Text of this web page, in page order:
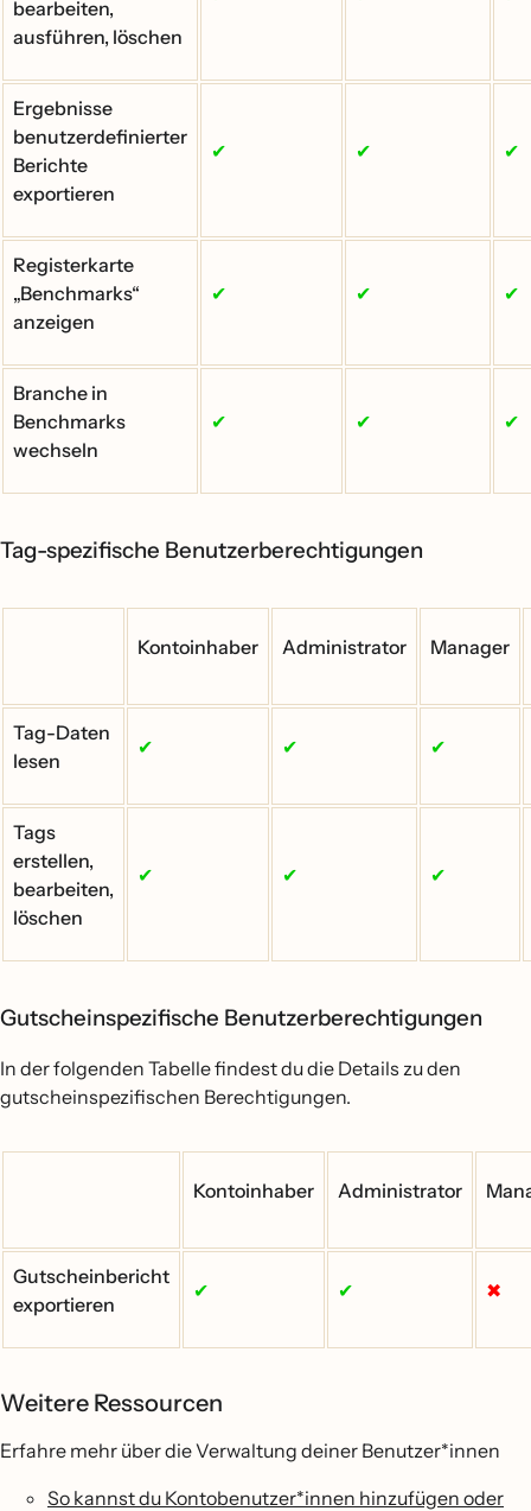
bearbeiten,
ausführen, löschen
Ergebnisse
benutzerdefinierter
Berichte
exportieren
✔ ✔ ✔
Registerkarte
„Benchmarks“
anzeigen
✔ ✔ ✔
Branche in
Benchmarks
wechseln
✔ ✔ ✔
Tag-spezifische Benutzerberechtigungen
Kontoinhaber Administrator Manager
Tag-Daten
lesen
✔ ✔ ✔
Tags
erstellen,
bearbeiten,
löschen
✔ ✔ ✔
Gutscheinspezifische Benutzerberechtigungen
In der folgenden Tabelle findest du die Details zu den
gutscheinspezifischen Berechtigungen.
Kontoinhaber Administrator
Gutscheinbericht
exportieren
✔ ✔ ✖
Weitere Ressourcen
Erfahre mehr über die Verwaltung deiner Benutzer*innen
So kannst du Kontobenutzer*innen hinzufügen oder